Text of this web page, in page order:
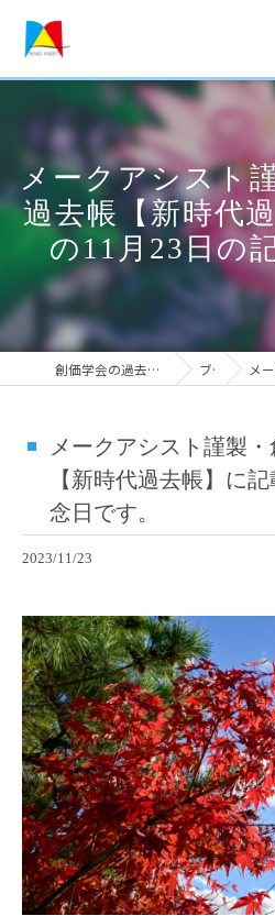
メークアシスト
過去帳【新時代
の11月23日の
創価学会の過去帳なら実績のメークアシスト ブログ メークア
メークアシスト謹製
【新時代過去帳】に
念日です。
2023/11/23